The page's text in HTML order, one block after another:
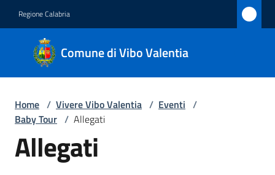
Regione Calabria
Comune di Vibo Valentia
Comune
di Vibo
Valentia
Home / Vivere Vibo Valentia / Eventi /
Baby Tour / Allegati
Allegati